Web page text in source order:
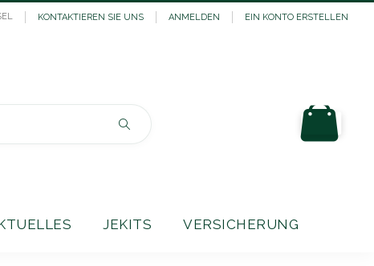
KONTAKTIEREN SIE UNS ANMELDEN EIN KONTO ERSTELLEN
JEKITS VERSICHERUNG